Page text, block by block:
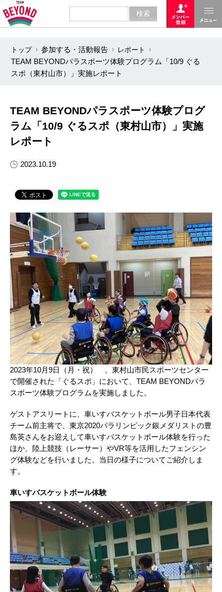
トップ 参加する・活動報告
レポート
TEAM BEYONDパラスポーツ体験プログラム「10/9 ぐる
スポ（東村山市）」実施レポート
TEAM BEYONDパラスポーツ体験プログ
ラム「10/9 ぐるスポ（東村山市）」実施
レポート
2023.10.19
2023年10月9日（月・祝） 、東村山市民スポーツセンター
で開催された「ぐるスポ」において、TEAM BEYONDパラ
スポーツ体験プログラムを実施しました。
ゲストアスリートに、車いすバスケットボール男子日本代表
チーム前主将で、東京2020パラリンピック銀メダリストの豊
島英さんをお迎えして車いすバスケットボール体験を行った
ほか、陸上競技（レーサー）やVR等を活用したフェンシン
グ体験などを行いました。当日の様子についてご紹介しま
す。
車いすバスケットボール体験